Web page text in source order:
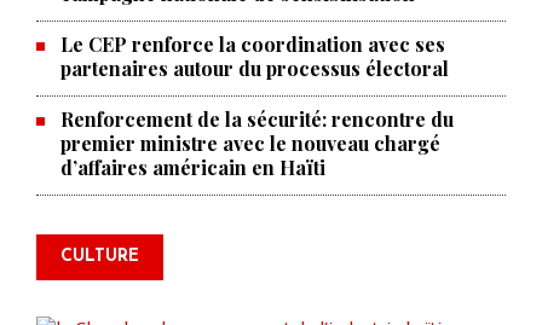
Le CEP renforce la coordination avec ses
partenaires autour du processus électoral
Renforcement de la sécurité: rencontre du
premier ministre avec le nouveau chargé
d’affaires américain en Haïti
CULTURE
La Chambre de commerce et de
l'industrie haïtiano-africaine
commémorer le 235e
anniversaire de la cérémonie du